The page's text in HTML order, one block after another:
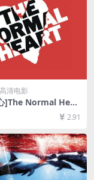
高清电影
]The Normal Hear
度网盘+夸克网盘1
未删减资源][网盘在
2.91